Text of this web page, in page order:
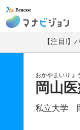
マ
【注目!】
おかやまいりょ
岡山
私立大学